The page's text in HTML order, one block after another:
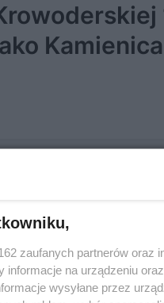
-
od
zaufanych partnerów oraz
informacje na urządzeniu
wysyłane przez